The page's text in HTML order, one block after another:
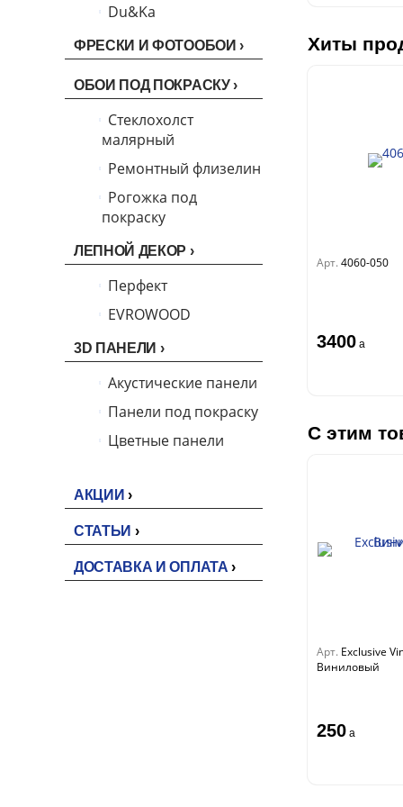
Boho
Shades
Citi Glam
Empire
Florentine III
La Storia 2
Lunman
Crystal Stone
Du&Ka
Lifestyle
Prestige
Linen
King
ФРЕСКИ И ФОТООБОИ
ОБОИ ПОД ПОКРАСКУ
Стеклохолст
малярный
Ремонтный флизелин
Рогожка под
покраску
ЛЕПНОЙ ДЕКОР
Перфект
EVROWOOD
3D ПАНЕЛИ
Акустические панели
Панели под покраску
Цветные панели
АКЦИИ
СТАТЬИ
ДОСТАВКА И ОПЛАТА
Хиты
Арт. 4060-050
3400 a
С этим
Арт. Exclusive
Виниловый
250 a